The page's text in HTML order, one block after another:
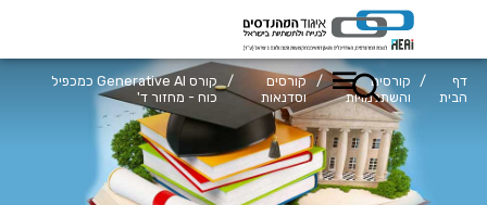
דף
הבית
/
קורסים
והשתלמויות
/ קורסים
וסדנאות
/
קורס Generative AI כמכפיל
כוח - מחזור ד'